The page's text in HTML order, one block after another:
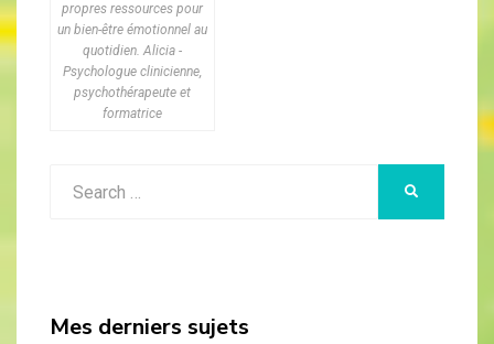
propres ressources pour
un bien-être émotionnel au
quotidien. Alicia -
Psychologue clinicienne,
psychothérapeute et
formatrice
Mes derniers sujets